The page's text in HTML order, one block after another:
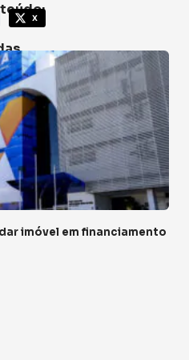
X
imóvel em financiamento